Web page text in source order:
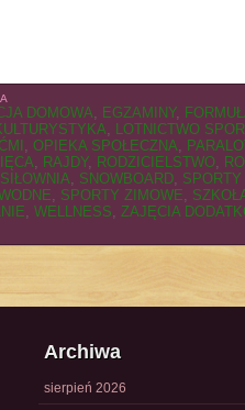
DOMOWA, EGZAMINY,
, LOTNICTWO
, OPIEKA SPOŁECZNA,
, RAJDY, RODZICIELSTWO,
SIŁOWNIA, SNOWBOARD,
, SPORTY ZIMOWE,
, WELLNESS, ZAJĘCIA
Archiwa
sierpień 2026